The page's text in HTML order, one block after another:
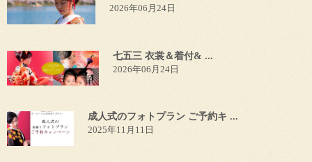
2026年06月24日
七五三 衣裳＆着付& ...
2026年06月24日
成人式のフォトプラン ご予約キ ...
2025年11月11日